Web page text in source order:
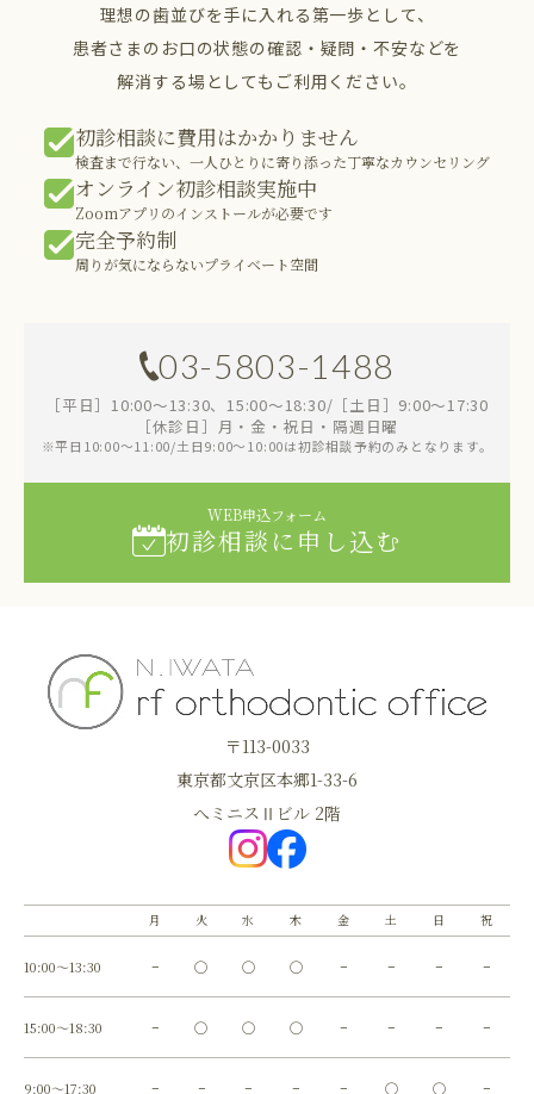
理想の歯並びを手に入れる第一歩として、
患者さまのお口の状態の確認・疑問・不安などを
解消する場としてもご利用ください。
初診相談に費用はかかりません
検査まで行ない、一人ひとりに寄り添った丁寧なカウンセリング
オンライン初診相談実施中
Zoomアプリのインストールが必要です
完全予約制
周りが気にならないプライベート空間
03-5803-1488
［平日］10:00～13:30、15:00～18:30/［土日］9:00～17:30
［休診日］月・金・祝日・隔週日曜
※平日10:00～11:00/土日9:00～10:00は初診相談予約のみとなります。
WEB申込フォーム
初診相談に申し込む
〒113-0033
東京都文京区本郷1-33-6
へミニスⅡビル 2階
月 火 水 木 金 土 日 祝
10:00～13:30 − ◯ ◯ ◯ − − − −
15:00～18:30 − ◯ ◯ ◯ − − − −
9:00～17:30 − − − − − ◯ ◯ −